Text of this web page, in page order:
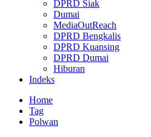
DPRD Siak
Dumai
MediaOutReach
DPRD Bengkalis
DPRD Kuansing
DPRD Dumai
Hiburan
Indeks
Home
Tag
Polwan